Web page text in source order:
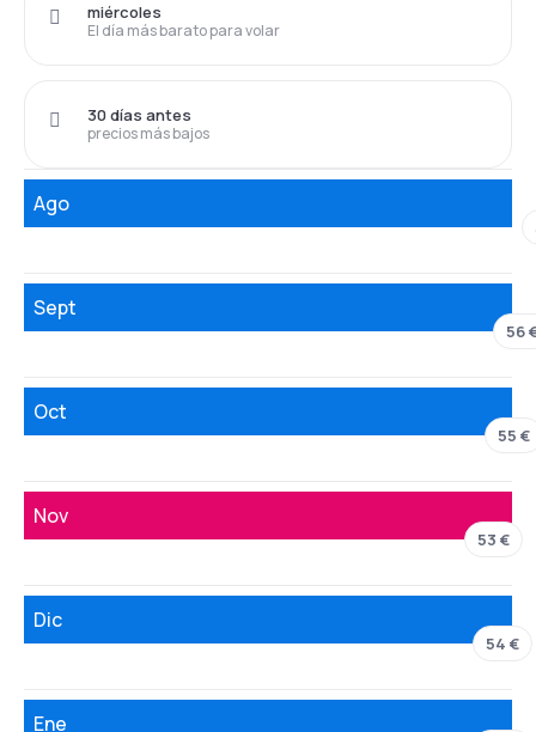
El día más barato para volar
miércoles
precios más bajos
30 días antes
Ago
Sept
56
Oct
55 €
Nov
53 €
Dic
54 €
Ene